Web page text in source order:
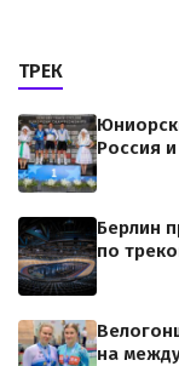
ТРЕК
Россия
Берлин
по
на